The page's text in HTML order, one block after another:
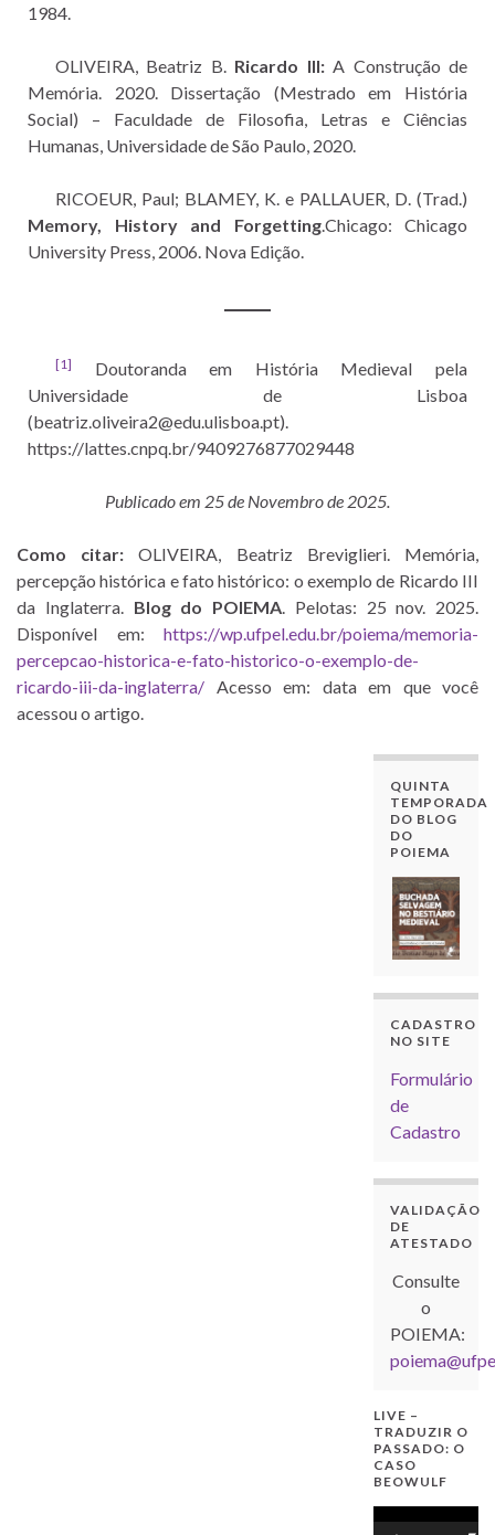
1984.
OLIVEIRA, Beatriz B. Ricardo III: A Construção de
Memória. 2020. Dissertação (Mestrado em História
Social) – Faculdade de Filosofia, Letras e Ciências
Humanas, Universidade de São Paulo, 2020.
RICOEUR, Paul; BLAMEY, K. e PALLAUER, D. (Trad.)
Memory, History and Forgetting.Chicago: Chicago
University Press, 2006. Nova Edição.
[1]
Doutoranda em História Medieval pela
Universidade de Lisboa
(beatriz.oliveira2@edu.ulisboa.pt).
https://lattes.cnpq.br/9409276877029448
Publicado em 25 de Novembro de 2025.
Como citar: OLIVEIRA, Beatriz Breviglieri. Memória,
percepção histórica e fato histórico: o exemplo de Ricardo III
da Inglaterra. Blog do POIEMA . Pelotas: 25 nov. 2025.
Disponível em: https://wp.ufpel.edu.br/poiema/memoria-
percepcao-historica-e-fato-historico-o-exemplo-de-
ricardo-iii-da-inglaterra/ Acesso em: data em que você
acessou o artigo.
QUINTA
TEMPORADA
DO BLOG
DO
POIEMA
CADASTRO
NO SITE
Formulário
de
Cadastro
VALIDAÇÃO
DE
ATESTADO
Consulte
o
POIEMA:
LIVE –
TRADUZIR O
PASSADO: O
CASO
BEOWULF
Tocador